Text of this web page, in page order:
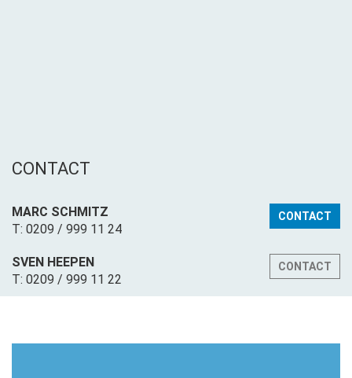
CONTACT
MARC SCHMITZ
T: 0209 / 999 11 24
CONTACT
SVEN HEEPEN
T: 0209 / 999 11 22
CONTACT